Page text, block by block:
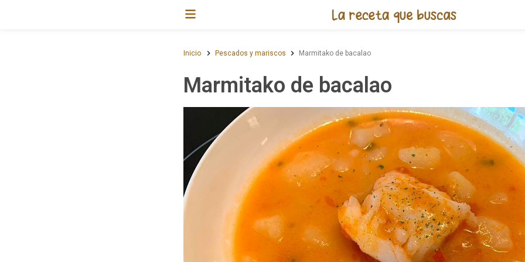
Inicio Pescados y mariscos Marmitako de bacalao
Marmitako de bacalao